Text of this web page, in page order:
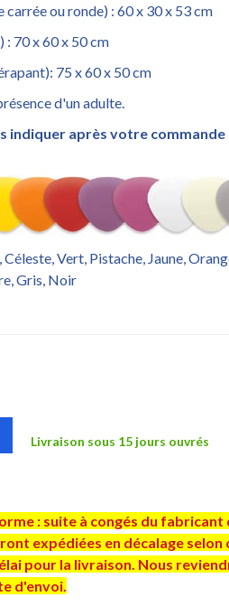
ou ronde) : 60 x 30 x 53 cm
: 70 x 60 x 50 cm
75 x 60 x 50 cm
d'un adulte.
indiquer après votre commande
Céleste, Vert, Pistache, Jaune,
Gris, Noir
Livraison sous 15 jours ouvrés
: suite à congés du fabricant
expédiées en décalage selon
pour la livraison. Nous
d'envoi.